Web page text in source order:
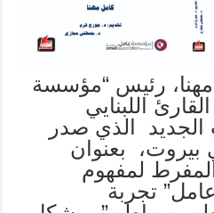
مهنا، رئيس “مؤسسة
اللبنايي
الجديد الذي صدر
بيروت، بعنوان
لمفهوم
تجربة